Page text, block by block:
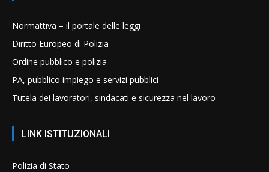
Normattiva – il portale delle leggi
Diritto Europeo di Polizia
Ordine pubblico e polizia
PA, pubblico impiego e servizi pubblici
Tutela dei lavoratori, sindacati e sicurezza nel lavoro
LINK ISTITUZIONALI
Polizia di Stato